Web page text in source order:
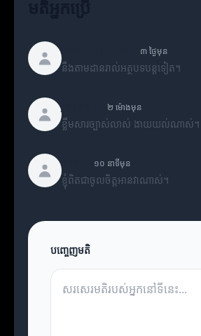
៣ ថ្ងៃមុន
នឹងតាមដានរាល់អត្ថបទបន្តទៀត។
២ ម៉ោងមុន
ខ្លឹមសារច្បាស់លាស់ ងាយយល់ណាស់។
១០ នាទីមុន
ខ្ញុំពិតជាចូលចិត្តអានវាណាស់។
បញ្ចេញមតិ